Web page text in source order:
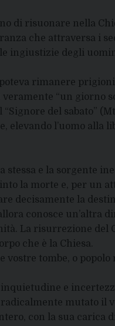
di risuonare nella
che attraversa i
ingiustizie degli
rimanere
“un giorno
del sabato”
elevando l’uomo alla
e la sorgente
la morte e, per un
decisamente la
conosce un’altra
La risurrezione del
che è la Chiesa.
tombe, o
e
mutato il
con la sua carica